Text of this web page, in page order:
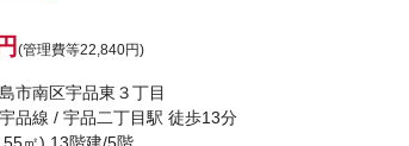
(管理費等22,840円)
市南区宇品東３丁目
品線 / 宇品二丁目駅 徒歩13分